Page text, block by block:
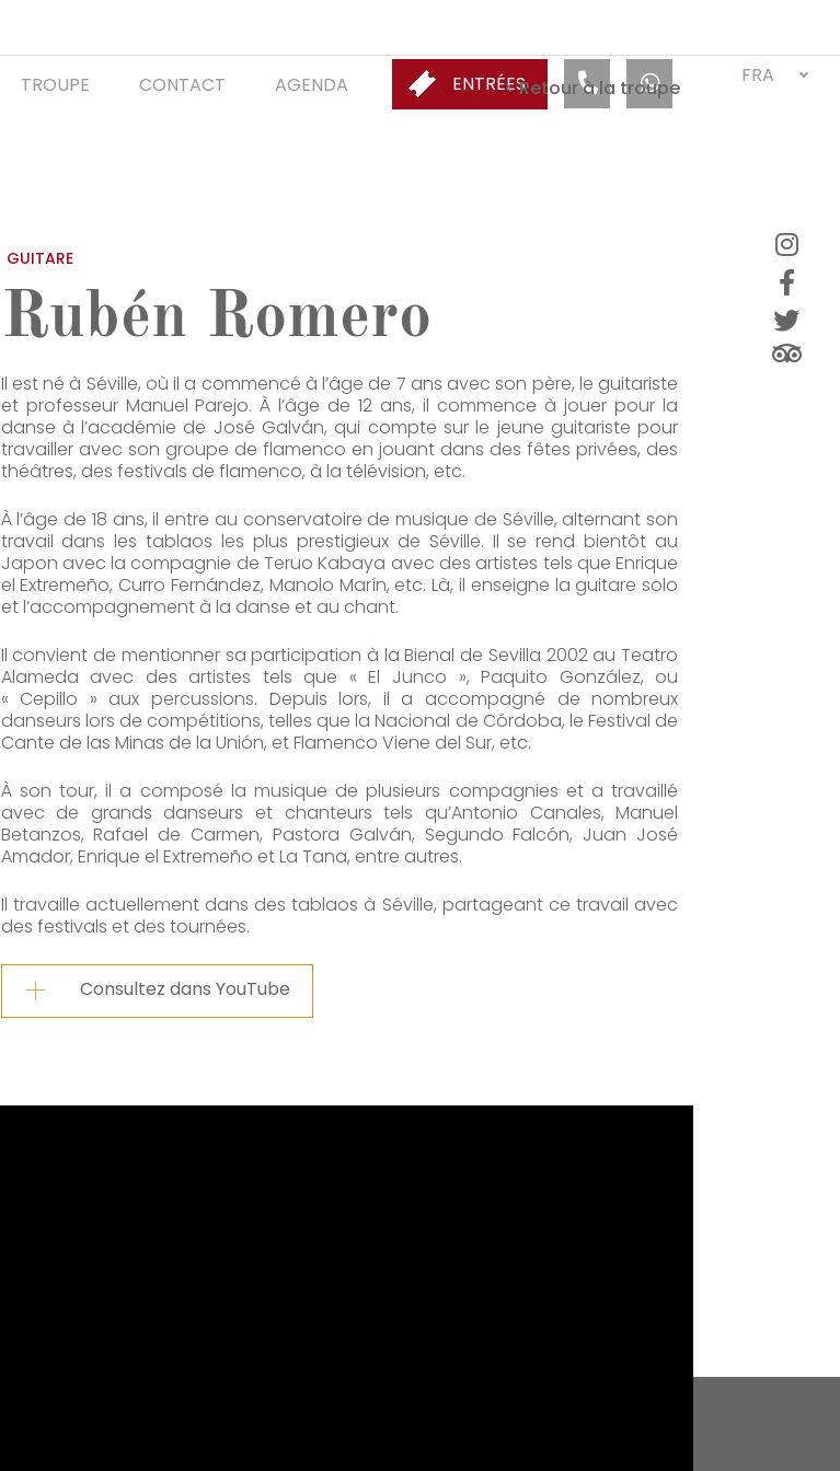
FRA
TROUPE CONTACT AGENDA ENTRÉES< Retour à la troupe
GUITARE
Rubén Romero
Il est né à Séville, où il a commencé à l’âge de 7 ans avec son père, le guitariste
et professeur Manuel Parejo. À l’âge de 12 ans, il commence à jouer pour la
danse à l’académie de José Galván, qui compte sur le jeune guitariste pour
travailler avec son groupe de flamenco en jouant dans des fêtes privées, des
théâtres, des festivals de flamenco, à la télévision, etc.
À l’âge de 18 ans, il entre au conservatoire de musique de Séville, alternant son
travail dans les tablaos les plus prestigieux de Séville. Il se rend bientôt au
Japon avec la compagnie de Teruo Kabaya avec des artistes tels que Enrique
el Extremeño, Curro Fernández, Manolo Marín, etc. Là, il enseigne la guitare solo
et l’accompagnement à la danse et au chant.
Il convient de mentionner sa participation à la Bienal de Sevilla 2002 au Teatro
Alameda avec des artistes tels que « El Junco », Paquito González, ou
« Cepillo » aux percussions. Depuis lors, il a accompagné de nombreux
danseurs lors de compétitions, telles que la Nacional de Córdoba, le Festival de
Cante de las Minas de la Unión, et Flamenco Viene del Sur, etc.
À son tour, il a composé la musique de plusieurs compagnies et a travaillé
avec de grands danseurs et chanteurs tels qu’Antonio Canales, Manuel
Betanzos, Rafael de Carmen, Pastora Galván, Segundo Falcón, Juan José
Amador, Enrique el Extremeño et La Tana, entre autres.
Il travaille actuellement dans des tablaos à Séville, partageant ce travail avec
des festivals et des tournées.
Consultez dans YouTube